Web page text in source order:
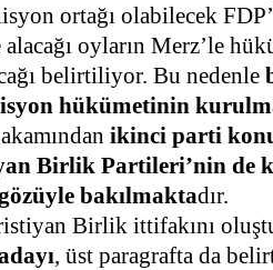
ortağı olabilecek
alacağı oyların Merz’le
belirtiliyor. Bu nedenle
hükümetinin
ikinci parti
Birlik Partileri’nin de
bakılmaktadır.
Birlik ittifakını
, üst paragrafta da